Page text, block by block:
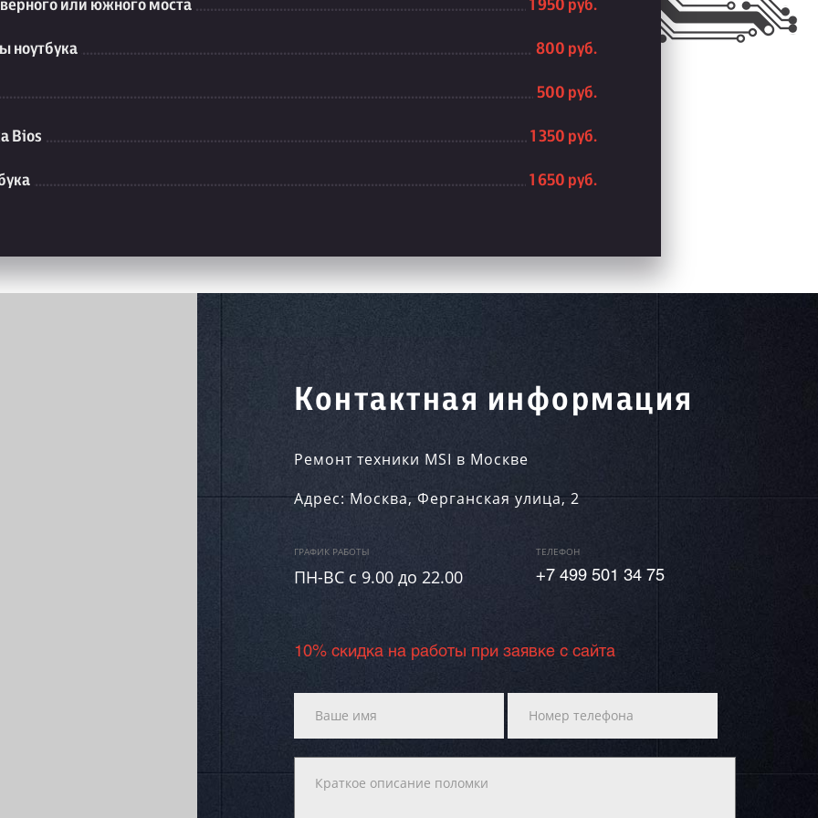
или южного моста 1 950 руб.
ноутбука 800 руб.
500 руб.
Bios 1 350 руб.
1 650 руб.
Контактная информация
Ремонт техники MSI в Москве
Адрес:Москва,Ферганская улица, 2
ГРАФИК РАБОТЫ
ПН-ВC c 9.00 до 22.00
ТЕЛЕФОН
+7 499 501 34 75
10% скидка на работы при заявке с сайта